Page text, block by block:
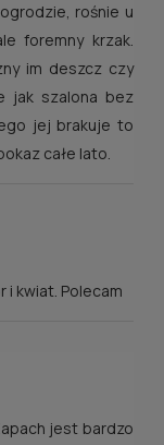
rośnie u
foremny krzak.
im deszcz czy
jak szalona bez
jej brakuje to
całe lato.
i kwiat. Polecam
jest bardzo